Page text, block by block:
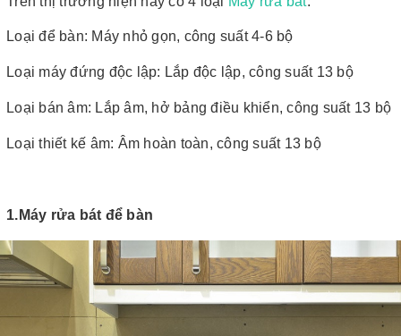
Loại để bàn: Máy nhỏ gọn, công suất 4-6 bộ
Loại máy đứng độc lập: Lắp độc lập, công suất 13 bộ
Loại bán âm: Lắp âm, hở bảng điều khiển, công suất 13 bộ
Loại thiết kế âm: Âm hoàn toàn, công suất 13 bộ
1.Máy rửa bát để bàn